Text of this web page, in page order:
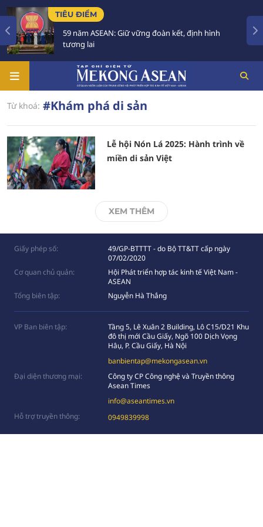
TIÊU ĐIỂM
59 năm ASEAN: Giữ vững đoàn kết, định hình
tương lai
Từ khoá: #Khám phá di sản
Lễ hội Nón Lá 2025: Hành trình về
miền di sản Việt
XEM THÊM
Giấy phép số:
49/GP-BTTTT - do Bộ TT&TT cấp ngày
07/02/2020
Cơ quan chủ quản:
Hội Phát triển hợp tác kinh tế Việt Nam -
ASEAN
Tổng biên tập:
Nguyễn Hà Thắng
VP Ban biên tập:
Tầng 5, Lê Xuân 2 Building, Lô C15/D21 Khu
đô thị mới Cầu Giấy, Ngõ 100 Dịch Vọng
Hâụ, P. Cầu Giấy, Hà Nội
banbientap@mekongasean.vn
Đại diện thương mại:
Công ty CP Công nghệ và Truyền thông
Asean Times
info@aseantimes.vn
Hỗ trợ truyền thông:
0949839998